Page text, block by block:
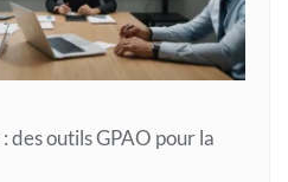
des outils GPAO pour la